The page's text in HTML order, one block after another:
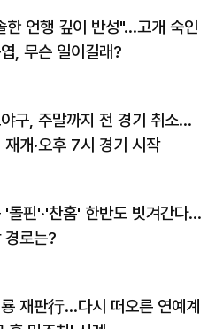
한 언행 깊이 반성"…고개 숙인
, 무슨 일이길래?
구, 주말까지 전 경기 취소…
재개·오후 7시 경기 시작
'돌핀'·'찬홈' 한반도 빗겨간다…
경로는?
재판行…다시 떠오른 연예계